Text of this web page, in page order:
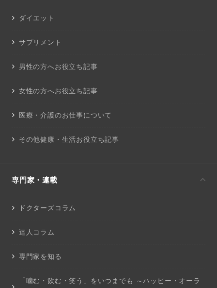
ダイエット
サプリメント
男性の方へお役立ち記事
女性の方へお役立ち記事
医療・介護のお仕事について
その他健康・生活お役立ち記事
専門家・連載
ドクターズコラム
達人コラム
専門家を知る
「噛む・飲む・笑う」をいつまでも ～ハッピー・オーラ